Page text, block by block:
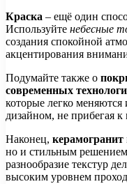
Краска – ещё один
Используйте небесные
создания спокойной
акцентирования
Подумайте также о
современных
которые легко меняются
дизайном, не прибегая к
Наконец, керамогранит
но и стильным
разнообразие текстур
высоким уровнем